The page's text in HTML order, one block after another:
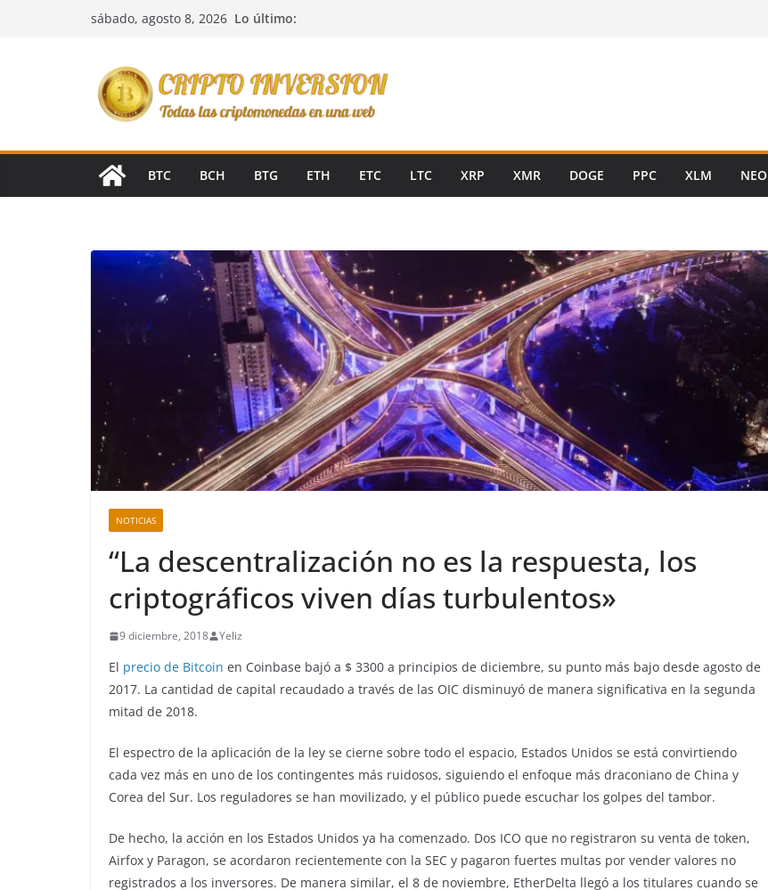
sábado, agosto 8, 2026 Lo último:
BTC BCH BTG ETH ETC LTC XRP XMR DOGE PPC XLM NEO
NOTICIAS
“La descentralización no es la respuesta, los
criptográficos viven días turbulentos»
9 diciembre, 2018 Yeliz
El precio de Bitcoin en Coinbase bajó a $ 3300 a principios de diciembre, su punto más bajo desde agosto de
2017. La cantidad de capital recaudado a través de las OIC disminuyó de manera significativa en la segunda
mitad de 2018.
El espectro de la aplicación de la ley se cierne sobre todo el espacio, Estados Unidos se está convirtiendo
cada vez más en uno de los contingentes más ruidosos, siguiendo el enfoque más draconiano de China y
Corea del Sur. Los reguladores se han movilizado, y el público puede escuchar los golpes del tambor.
De hecho, la acción en los Estados Unidos ya ha comenzado. Dos ICO que no registraron su venta de token,
Airfox y Paragon, se acordaron recientemente con la SEC y pagaron fuertes multas por vender valores no
registrados a los inversores. De manera similar, el 8 de noviembre, EtherDelta llegó a los titulares cuando se